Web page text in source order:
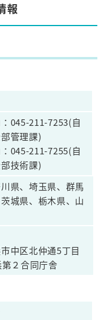
報
045-211-7253(自
管理課)
045-211-7255(自
技術課)
県、埼玉県、群馬
城県、栃木県、山
中区北仲通5丁目
２合同庁舎